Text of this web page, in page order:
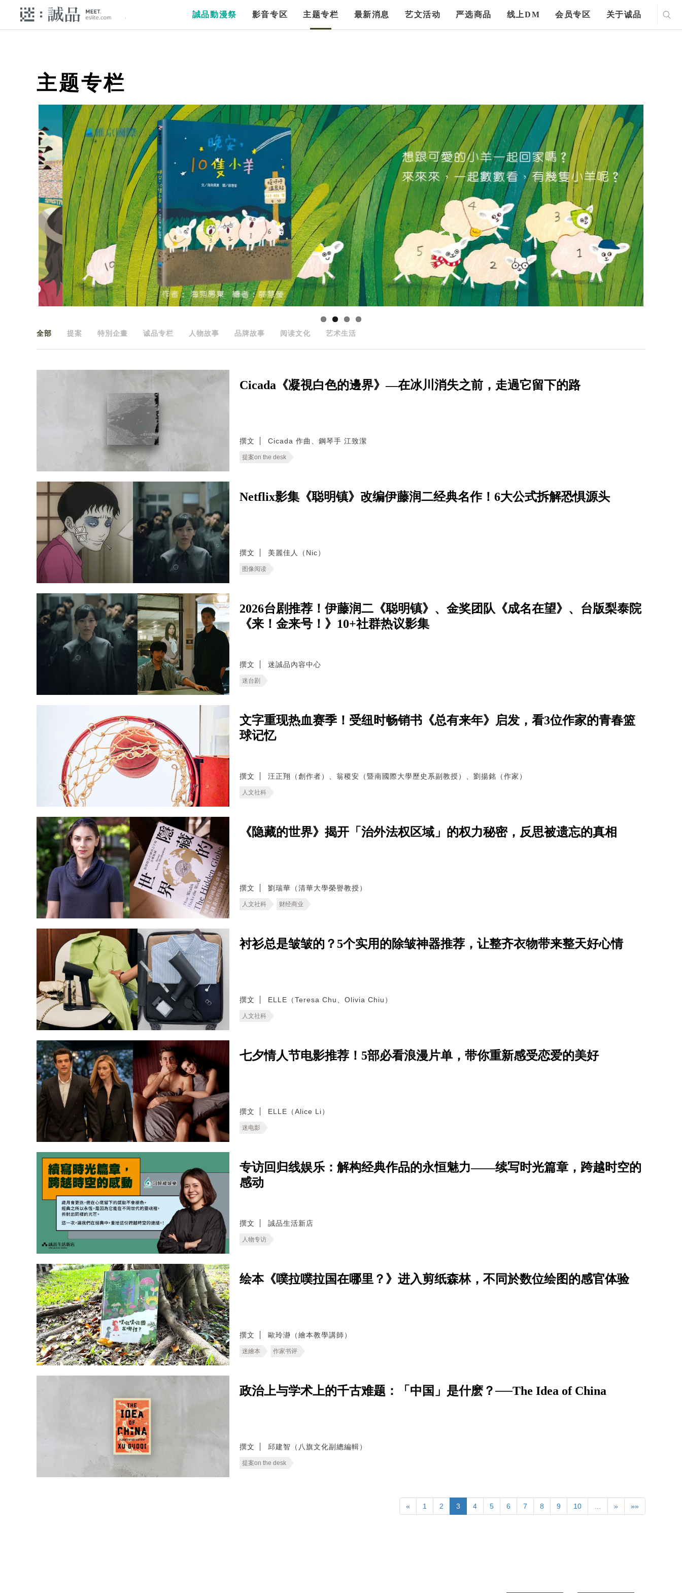
誠品動漫祭 影音专区 主题专栏 最新消息 艺文活动 严选商品 线上DM 会员专区 关于诚品
主题专栏
全部 提案 特別企畫 诚品专栏 人物故事 品牌故事 阅读文化 艺术生活
Cicada《凝視白色的邊界》—在冰川消失之前，走過它留下的路
撰文 Cicada 作曲、鋼琴手 江致潔
提案on the desk
Netflix影集《聪明镇》改编伊藤润二经典名作！6大公式拆解恐惧源头
撰文 美麗佳人（Nic）
图像阅读
2026台剧推荐！伊藤润二《聪明镇》、金奖团队《成名在望》、台版梨泰院
《来！金来号！》10+社群热议影集
撰文 迷誠品內容中心
迷台剧
文字重现热血赛季！受纽时畅销书《总有来年》启发，看3位作家的青春篮
球记忆
撰文 汪正翔（創作者）、翁稷安（暨南國際大學歷史系副教授）、劉揚銘（作家）
人文社科
《隐藏的世界》揭开「治外法权区域」的权力秘密，反思被遗忘的真相
撰文 劉瑞華（清華大學榮譽教授）
人文社科 财经商业
衬衫总是皱皱的？5个实用的除皱神器推荐，让整齐衣物带来整天好心情
撰文 ELLE（Teresa Chu、Olivia Chiu）
人文社科
七夕情人节电影推荐！5部必看浪漫片单，带你重新感受恋爱的美好
撰文 ELLE（Alice Li）
迷电影
专访回归线娱乐：解构经典作品的永恒魅力——续写时光篇章，跨越时空的
感动
撰文 誠品生活新店
人物专访
绘本《噗拉噗拉国在哪里？》进入剪纸森林，不同於数位绘图的感官体验
撰文 歐玲瀞（繪本教學講師）
迷繪本 作家书评
政治上与学术上的千古难题：「中国」是什麽？──The Idea of China
撰文 邱建智（八旗文化副總編輯）
提案on the desk
« 1 2 3 4 5 6 7 8 9 10 … » »»